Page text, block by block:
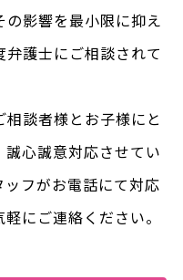
影響を最小限に抑え
護士にご相談されて
談者様とお子様にと
心誠意対応させてい
フがお電話にて対応
にご連絡ください。